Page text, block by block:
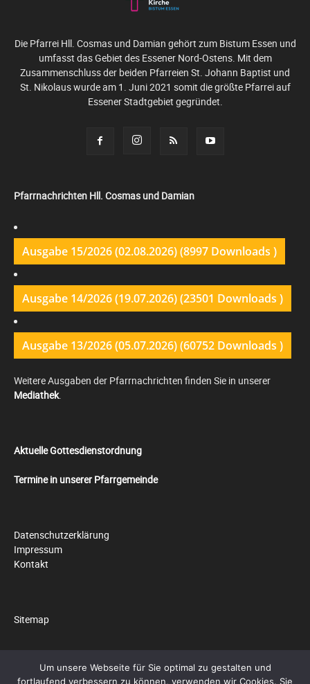
Die Pfarrei Hll. Cosmas und Damian gehört zum Bistum Essen und
umfasst das Gebiet des Essener Nord-Ostens. Mit dem
Zusammenschluss der beiden Pfarreien St. Johann Baptist und
St. Nikolaus wurde am 1. Juni 2021 somit die größte Pfarrei auf
Essener Stadtgebiet gegründet.
Pfarrnachrichten Hll. Cosmas und Damian
Ausgabe 15/2026 (02.08.2026) (8997 Downloads )
Ausgabe 14/2026 (19.07.2026) (23501 Downloads )
Ausgabe 13/2026 (05.07.2026) (60752 Downloads )
Weitere Ausgaben der Pfarrnachrichten finden Sie in unserer
Mediathek.
Aktuelle Gottesdienstordnung
Termine in unserer Pfarrgemeinde
Datenschutzerklärung
Impressum
Kontakt
Sitemap
Um unsere Webseite für Sie optimal zu gestalten und
fortlaufend verbessern zu können, verwenden wir Cookies. Sie